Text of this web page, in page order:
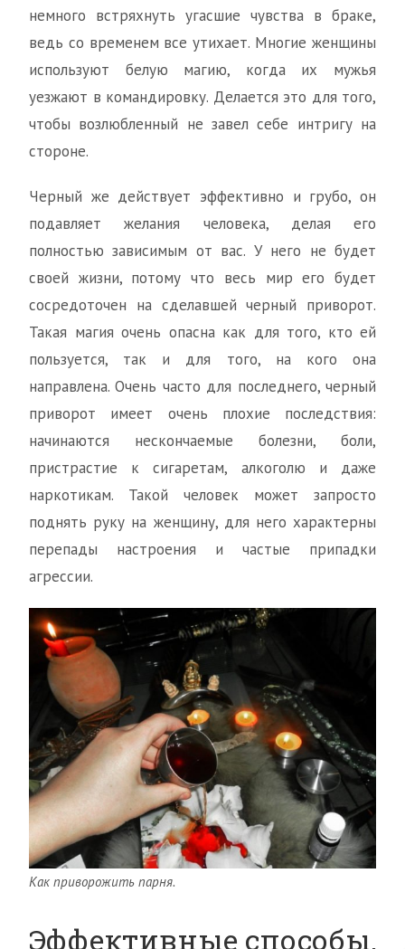
немного встряхнуть угасшие чувства в браке,
ведь со временем все утихает. Многие женщины
используют белую магию, когда их мужья
уезжают в командировку. Делается это для того,
чтобы возлюбленный не завел себе интригу на
стороне.
Черный же действует эффективно и грубо, он
подавляет желания человека, делая его
полностью зависимым от вас. У него не будет
своей жизни, потому что весь мир его будет
сосредоточен на сделавшей черный приворот.
Такая магия очень опасна как для того, кто ей
пользуется, так и для того, на кого она
направлена. Очень часто для последнего, черный
приворот имеет очень плохие последствия:
начинаются нескончаемые болезни, боли,
пристрастие к сигаретам, алкоголю и даже
наркотикам. Такой человек может запросто
поднять руку на женщину, для него характерны
перепады настроения и частые припадки
агрессии.
Как приворожить парня.
Эффективные способы,